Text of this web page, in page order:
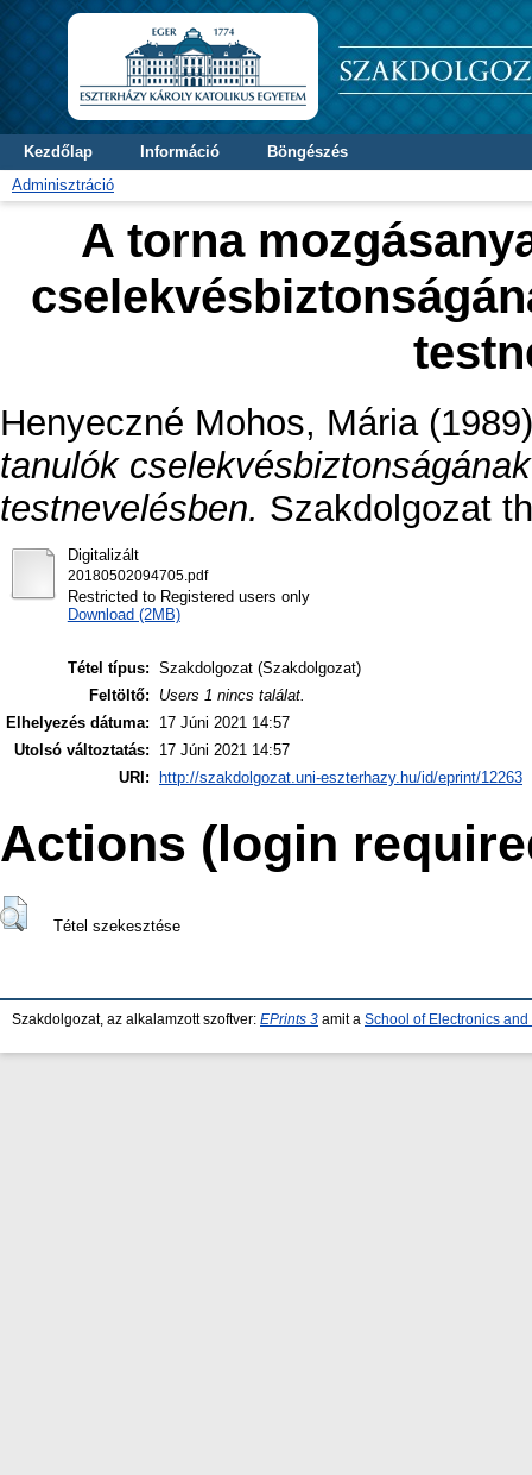
Kezdőlap Információ
Böngészés
Adminisztráció
A torna
Henyeczné Mohos, Mária
tanulók
testnevelésben. Szakdolgozat
Digitalizált
20180502094705.pdf
Restricted to Registered users only
Download (2MB)
Tétel típus: Szakdolgozat (Szakdolgozat)
Feltöltő:
Users 1 nincs találat.
Elhelyezés dátuma:
17 Júni 2021 14:57
Utolsó változtatás:
17 Júni 2021 14:57
URI:
http://szakdolgozat.uni-eszterhazy.hu/id/eprint/12263
Actions (login
Tétel szekesztése
Szakdolgozat, az alkalamzott szoftver: EPrints 3 amit a School of Electronics